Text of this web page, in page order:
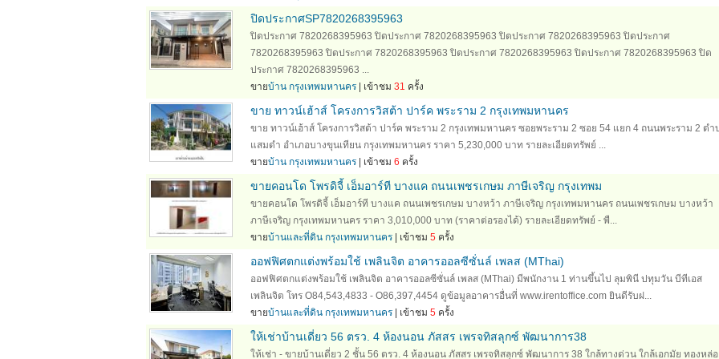
ปิดประกาศSP7820268395963
ปิดประกาศ 7820268395963 ปิดประกาศ 7820268395963 ปิดประกาศ 7820268395963 ปิดประกาศ
7820268395963 ปิดประกาศ 7820268395963 ปิดประกาศ 7820268395963 ปิดประกาศ 7820268395963 ปิด
ประกาศ 7820268395963 ...
ขายบ้าน กรุงเทพมหานคร| เข้าชม 31 ครั้ง
ขาย ทาวน์เฮ้าส์ โครงการวิสต้า ปาร์ค พระราม 2 กรุงเทพมหานคร
ขาย ทาวน์เฮ้าส์ โครงการวิสต้า ปาร์ค พระราม 2 กรุงเทพมหานคร ซอยพระราม 2 ซอย 54 แยก 4 ถนนพระราม 2 ตำ
แสมดำ อำเภอบางขุนเทียน กรุงเทพมหานคร ราคา 5,230,000 บาท รายละเอียดทรัพย์ ...
ขายบ้าน กรุงเทพมหานคร| เข้าชม 6 ครั้ง
ขายคอนโด โพรดิจี้ เอ็มอาร์ที บางแค ถนนเพชรเกษม ภาษีเจริญ กรุงเทพม
ขายคอนโด โพรดิจี้ เอ็มอาร์ที บางแค ถนนเพชรเกษม บางหว้า ภาษีเจริญ กรุงเทพมหานคร ถนนเพชรเกษม บางหว้า
ภาษีเจริญ กรุงเทพมหานคร ราคา 3,010,000 บาท (ราคาต่อรองได้) รายละเอียดทรัพย์ - พื...
ขายบ้านและที่ดิน กรุงเทพมหานคร| เข้าชม 5ครั้ง
ออฟฟิศตกแต่งพร้อมใช้ เพลินจิต อาคารออลซีซั่นล์ เพลส (MThai)
ออฟฟิศตกแต่งพร้อมใช้ เพลินจิต อาคารออลซีซั่นล์ เพลส (MThai) มีพนักงาน 1 ท่านขึ้นไป ลุมพินี ปทุมวัน บีทีเอส
เพลินจิต โทร O84,543,4833 - O86,397,4454 ดูข้อมูลอาคารอื่นที่ www.irentoffice.com ยินดีรับฝ...
ขายบ้านและที่ดิน กรุงเทพมหานคร| เข้าชม 5ครั้ง
ให้เช่าบ้านเดี่ยว 56 ตรว. 4 ห้องนอน ภัสสร เพรจทิสลุกซ์ พัฒนาการ38
ให้เช่า - ขายบ้านเดี่ยว 2 ชั้น 56 ตรว. 4 ห้องนอน ภัสสร เพรจทิสลุกซ์ พัฒนาการ 38 ใกล้ทางด่วน ใกล้เอกมัย ทองหล่อ